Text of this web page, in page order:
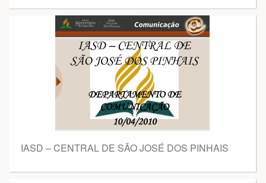
IASD – CENTRAL DE SÃO JOSÉ DOS PINHAIS